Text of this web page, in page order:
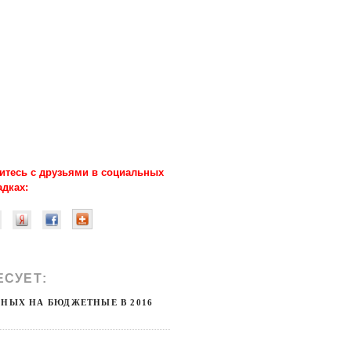
с друзьями в социальных
НА БЮДЖЕТНЫЕ В 2016